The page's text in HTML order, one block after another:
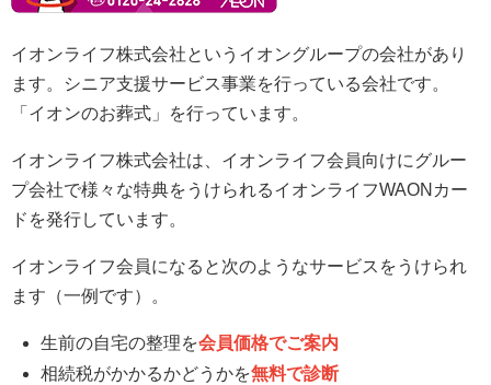
イオンライフ株式会社というイオングループの会社があり
ます。シニア支援サービス事業を行っている会社です。
「イオンのお葬式」を行っています。
イオンライフ株式会社は、イオンライフ会員向けにグルー
プ会社で様々な特典をうけられるイオンライフWAONカー
ドを発行しています。
イオンライフ会員になると次のようなサービスをうけられ
ます（一例です）。
生前の自宅の整理を会員価格でご案内
相続税がかかるかどうかを無料で診断